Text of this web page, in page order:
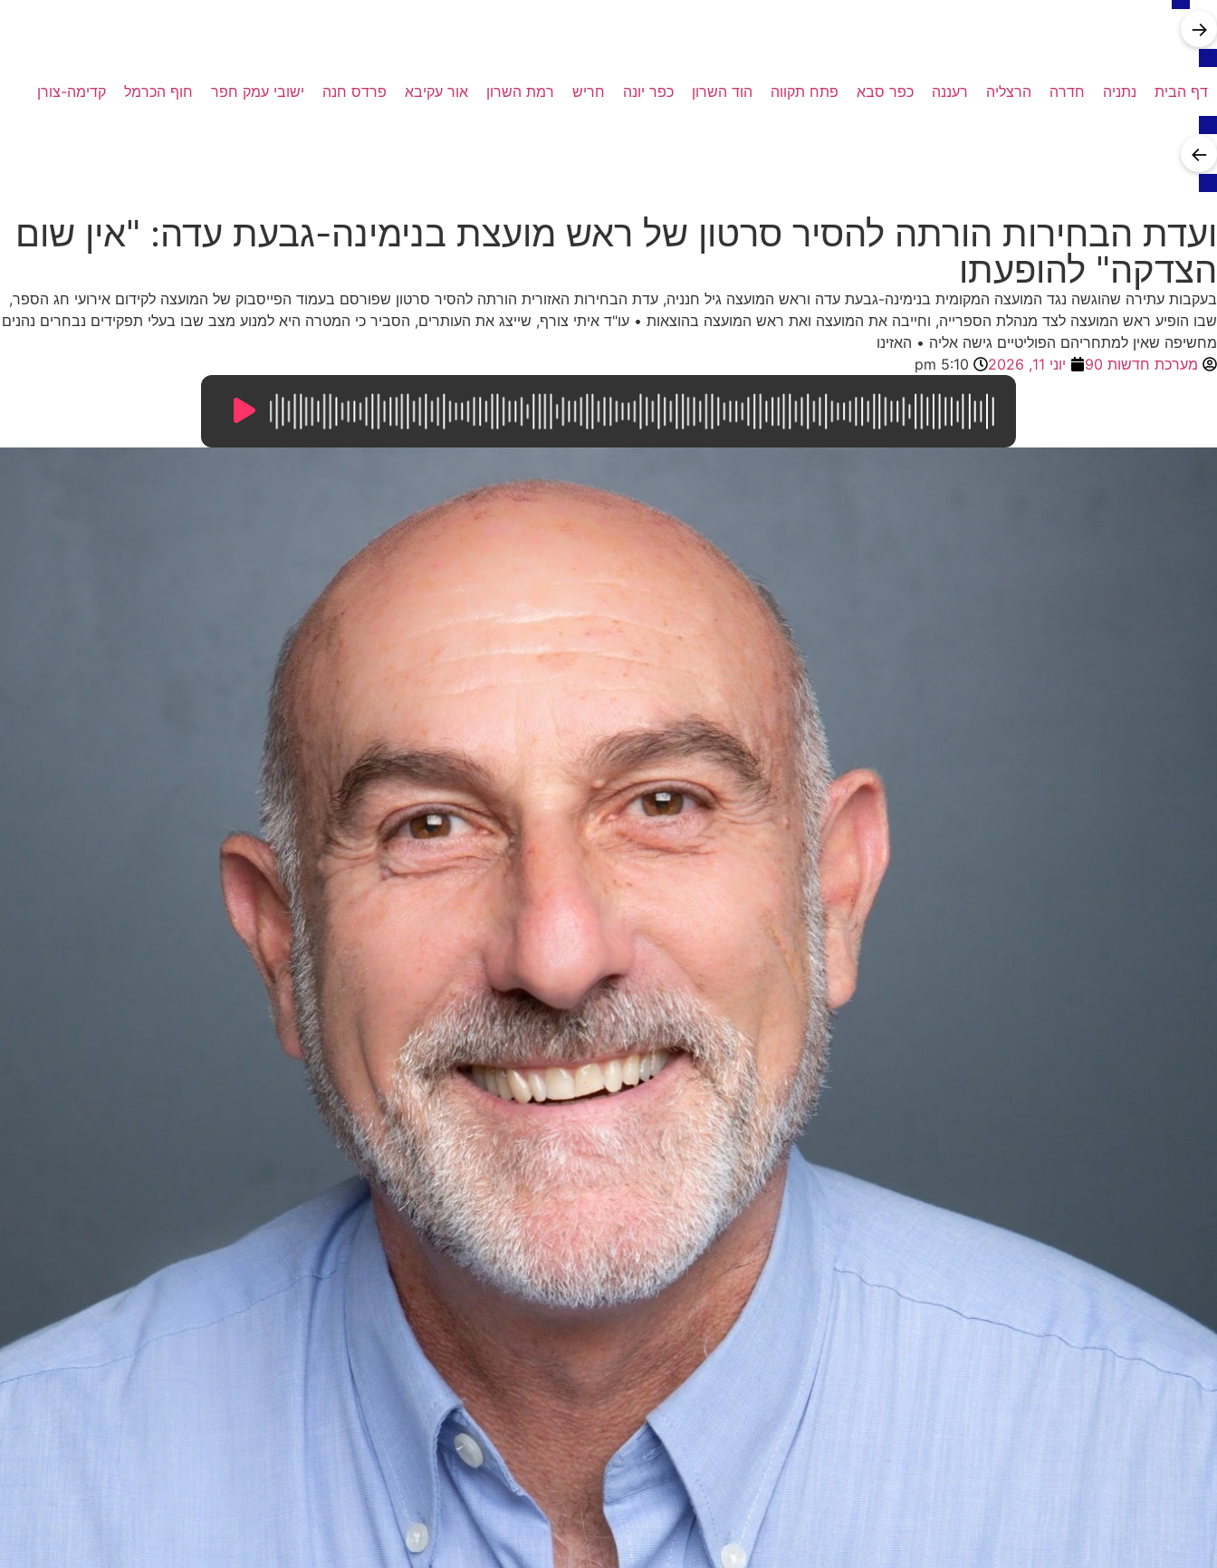
→
דף הבית נתניה חדרה הרצליה רעננה כפר סבא פתח תקווה הוד השרון כפר יונה חריש רמת השרון אור עקיבא פרדס חנה ישובי עמק חפר חוף הכרמל קדימה-צורן
←
ועדת הבחירות הורתה להסיר סרטון של ראש מועצת בנימינה-גבעת עדה: "אין שום
הצדקה" להופעתו
בעקבות עתירה שהוגשה נגד המועצה המקומית בנימינה-גבעת עדה וראש המועצה גיל חנניה, עדת הבחירות האזורית הורתה להסיר סרטון שפורסם בעמוד הפייסבוק של המועצה לקידום אירועי חג הספר,
שבו הופיע ראש המועצה לצד מנהלת הספרייה, וחייבה את המועצה ואת ראש המועצה בהוצאות • עו"ד איתי צורף, שייצג את העותרים, הסביר כי המטרה היא למנוע מצב שבו בעלי תפקידים נבחרים נהנים
מחשיפה שאין למתחריהם הפוליטיים גישה אליה • האזינו
מערכת חדשות 90
יוני 11, 2026 5:10 pm